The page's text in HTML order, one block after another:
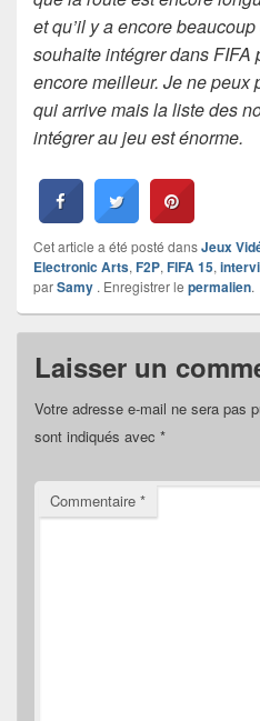
et qu’il y a encore beaucoup
souhaite intégrer dans FIFA
encore meilleur. Je ne peux
qui arrive mais la liste des
intégrer au jeu est énorme.
Cet article a été posté dansJeux
Electronic Arts, F2P, FIFA 15,
parSamy . Enregistrer le permalien.
Laisser un
Votre adresse e-mail ne sera pas
sont indiqués avec *
Commentaire *